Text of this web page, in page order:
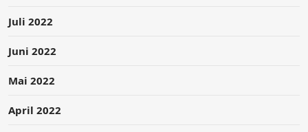
Juli 2022
Juni 2022
Mai 2022
April 2022